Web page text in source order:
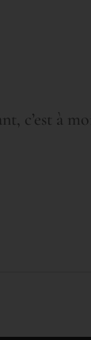
c’est à